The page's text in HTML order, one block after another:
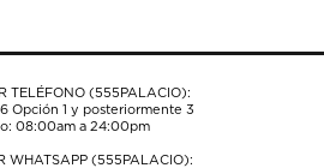
TELÉFONO (555PALACIO):
Opción 1 y posteriormente 3
08:00am a 24:00pm
WHATSAPP (555PALACIO):